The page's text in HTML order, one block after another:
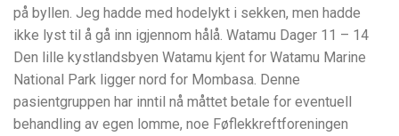
på byllen. Jeg hadde med hodelykt i sekken, men hadde
ikke lyst til å gå inn igjennom hålå. Watamu Dager 11 – 14
Den lille kystlandsbyen Watamu kjent for Watamu Marine
National Park ligger nord for Mombasa. Denne
pasientgruppen har inntil nå måttet betale for eventuell
behandling av egen lomme, noe Føflekkreftforeningen